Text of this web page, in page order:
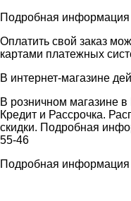
Подробная информация
Оплатить свой заказ
картами платежных
В интернет-магазине
В розничном магазине в
Кредит и Рассрочка.
скидки. Подробная
55-46
Подробная информация